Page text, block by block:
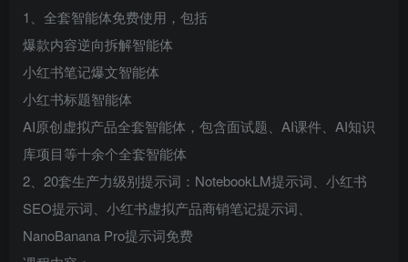
1、全套智能体免费使用，包括
爆款内容逆向拆解智能体
小红书笔记爆文智能体
小红书标题智能体
AI原创虚拟产品全套智能体，包含面试题、AI课件、AI知识
库项目等十余个全套智能体
2、20套生产力级别提示词：NotebookLM提示词、小红书
SEO提示词、小红书虚拟产品商销笔记提示词、
NanoBanana Pro提示词免费